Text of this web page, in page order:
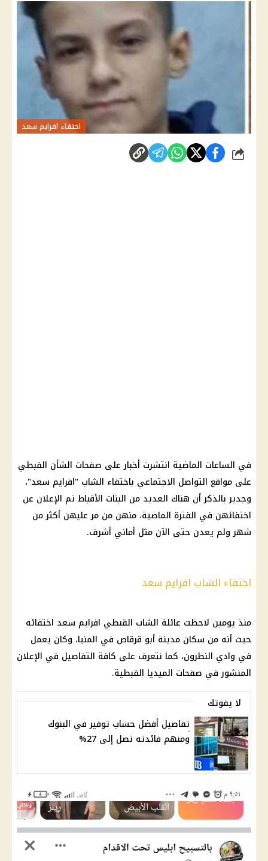
اختفاء افرايم سعد
شارك
في الساعات الماضية انتشرت أخبار على صفحات الشأن القبطي
على مواقع التواصل الاجتماعي باختفاء الشاب "افرايم سعد"،
وجدير بالذكر أن هناك العديد من البنات الأقباط تم الإعلان عن
اختفائهن في الفترة الماضية، منهن من مر عليهن أكثر من
شهر ولم يعدن حتى الآن مثل أماني أشرف.
اختفاء الشاب افرايم سعد
منذ يومين لاحظت عائلة الشاب القبطي افرايم سعد اختفائه
حيث أنه من سكان مدينة أبو قرقاص في المنيا، وكان يعمل
في وادي النطرون، كما نتعرف على كافة التفاصيل في الإعلان
المنشور في صفحات الميديا القبطية.
لا يفوتك
تفاصيل أفضل حساب توفير في البنوك
ومنهم فائدته تصل إلى 27%